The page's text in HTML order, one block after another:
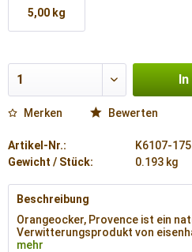
5,00 kg
In
Merken Bewerten
Artikel-Nr.:
K6107-175
Gewicht / Stück:
0.193 kg
Beschreibung
Orangeocker, Provence ist ein
Verwitterungsprodukt von
mehr